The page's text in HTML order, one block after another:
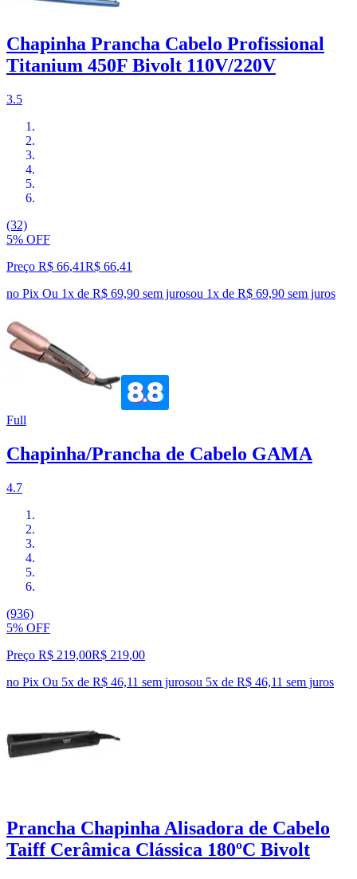
Chapinha Prancha Cabelo Profissional
Titanium 450F Bivolt 110V/220V
3.5
(32)
5% OFF
Preço R$ 66,41R$ 66,41
no Pix Ou 1x de R$ 69,90 sem jurosou 1x de R$ 69,90 sem juros
Full
Chapinha/Prancha de Cabelo GAMA
4.7
(936)
5% OFF
Preço R$ 219,00R$ 219,00
no Pix Ou 5x de R$ 46,11 sem jurosou 5x de R$ 46,11 sem juros
Prancha Chapinha Alisadora de Cabelo
Taiff Cerâmica Clássica 180ºC Bivolt